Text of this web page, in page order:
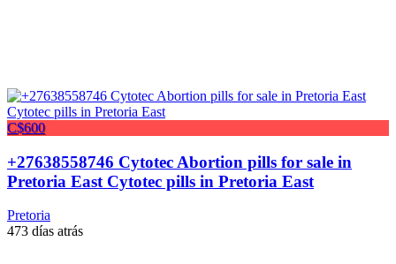
C$600
+27638558746 Cytotec Abortion pills for sale in
Pretoria East Cytotec pills in Pretoria East
Pretoria
473 días atrás